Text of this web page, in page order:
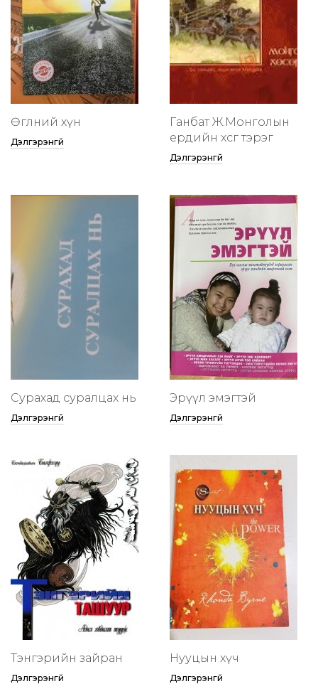
Өглөөний хүн
Дэлгэрэнгүй
Ганбат Ж.Монголын
ердийн хөсөг тэрэг
Дэлгэрэнгүй
Сурахад суралцах нь
Дэлгэрэнгүй
Эрүүл эмэгтэй
Дэлгэрэнгүй
Тэнгэрийн зайран
Дэлгэрэнгүй
Нууцын хүч
Дэлгэрэнгүй